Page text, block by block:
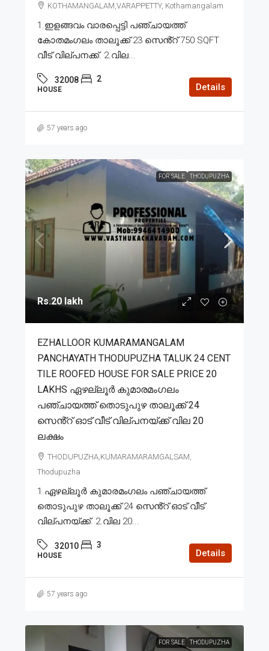
KOTHAMANGALAM,VARAPPETTY, Kothamangalam
1.ഇളങ്ങവം വാരപ്പെട്ടി പഞ്ചായത്ത്
കോതമംഗലം താലൂക്ക് 23 സെൻ്റ് 750 SQFT
വീട് വില്പനക്ക്. 2.വില...
32008 2
HOUSE Details
57 years ago
FOR SALE THODUPUZHA
Rs.20 lakh
EZHALLOOR KUMARAMANGALAM
PANCHAYATH THODUPUZHA TALUK 24 CENT
TILE ROOFED HOUSE FOR SALE PRICE 20
LAKHS ഏഴല്ലൂർ കുമാരമംഗലം
പഞ്ചായത്ത് തൊടുപുഴ താലൂക്ക് 24
സെൻ്റ് ഓട് വീട് വില്പനയ്ക്ക് വില 20
ലക്ഷം
THODUPUZHA,KUMARAMARAMGALSAM,
Thodupuzha
1.ഏഴല്ലൂർ കുമാരമംഗലം പഞ്ചായത്ത്
തൊടുപുഴ താലൂക്ക് 24 സെൻ്റ് ഓട് വീട്
വില്പനയ്ക്ക്. 2.വില 20...
32010 3
HOUSE Details
57 years ago
FOR SALE THODUPUZHA